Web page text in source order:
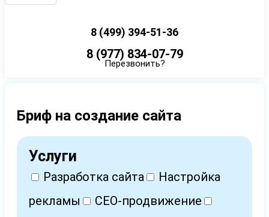
8 (499) 394-51-36
8 (977) 834-07-79
Перезвонить?
Бриф на создание сайта
Услуги
Разработка сайта
Настройка
рекламы
СЕО-продвижение